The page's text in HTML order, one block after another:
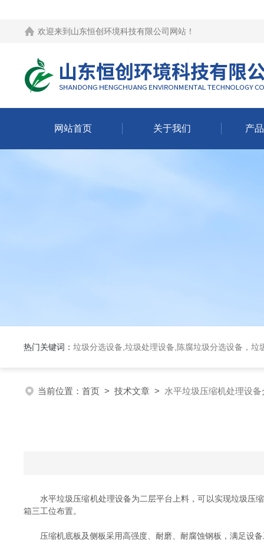
欢迎来到 山东恒创环境科技有限公司网站 ！
网站首页 关于我们 产
热门关键词： 垃圾分选设备,垃圾处理设备,陈腐垃圾分选设备，垃
当前位置： 首页 > 技术文章 > 水平垃圾压缩机处理设备
水平垃圾压缩机处理设备为二层平台上料，可以实现垃圾压缩
箱三工位布置。
压缩机底板及侧板采用高强度、耐磨、耐腐蚀钢板，满足设备